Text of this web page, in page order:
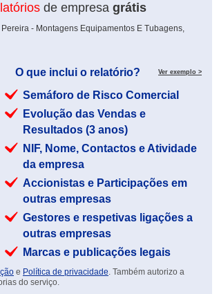
de empresa grátis
- Montagens Equipamentos E Tubagens,
O que inclui o relatório? Ver exemplo >
Semáforo de Risco Comercial
Evolução das Vendas e
Resultados (3 anos)
NIF, Nome, Contactos e Atividade
da empresa
Accionistas e Participações em
outras empresas
Gestores e respetivas ligações a
outras empresas
Marcas e publicações legais
e Política de privacidade. Também autorizo a
do serviço.